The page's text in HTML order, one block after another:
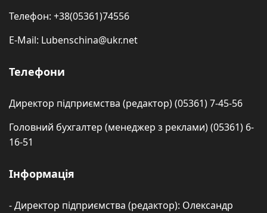
Телефон: +38(05361)74556
E-Mail: Lubenschina@ukr.net
Телефони
Директор підприємства (редактор) (05361) 7-45-56
Головний бухгалтер (менеджер з реклами) (05361) 6-
16-51
Інформація
- Директор підприємства (редактор): Олександр